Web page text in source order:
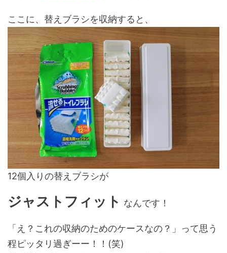
ここに、替えブラシを収納すると、
12個入りの替えブラシが
ジャストフィット なんです！
「え？これの収納のためのケースなの？」って思う
程ピッタリ過ぎーー！！(笑)